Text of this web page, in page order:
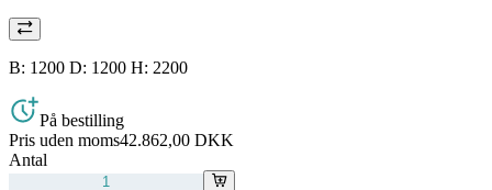
B: 1200 D: 1200 H: 2200
På bestilling
Pris uden moms42.862,00 DKK
Antal